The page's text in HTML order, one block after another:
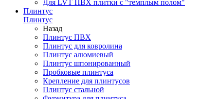
Для LVT ПВХ плитки с "темплым полом"
Плинтус
Плинтус
Назад
Плинтус ПВХ
Плинтус для ковролина
Плинтус алюмиевый
Плинтус шпонированный
Пробковые плинтуса
Крепление для плинтусов
Плинтус стальной